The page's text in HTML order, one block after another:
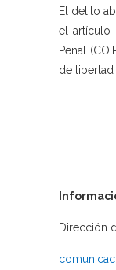
El delito
el artículo
Penal
de libertad
Dirección